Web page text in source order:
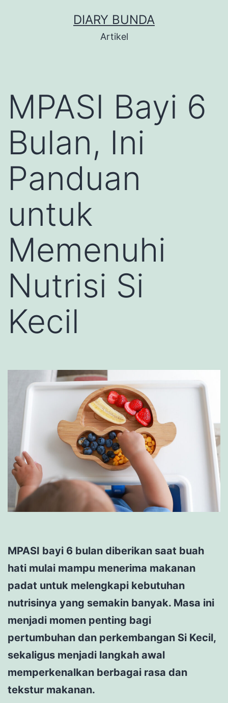
DIARY BUNDA
Artikel
MPASI Bayi 6
Bulan, Ini
Panduan
untuk
Memenuhi
Nutrisi Si
Kecil
MPASI bayi 6 bulan diberikan saat buah
hati mulai mampu menerima makanan
padat untuk melengkapi kebutuhan
nutrisinya yang semakin banyak. Masa ini
menjadi momen penting bagi
pertumbuhan dan perkembangan Si Kecil,
sekaligus menjadi langkah awal
memperkenalkan berbagai rasa dan
tekstur makanan.